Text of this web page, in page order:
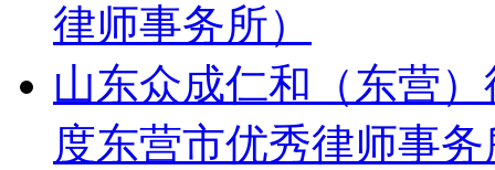
律师事务所）
山东众成仁和（东营
度东营市优秀律师事